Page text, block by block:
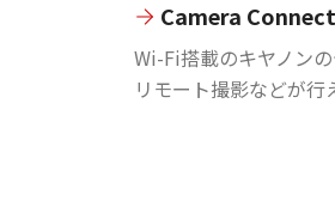
Camera Connect
Wi-Fi搭載のキヤノン
リモート撮影などが行